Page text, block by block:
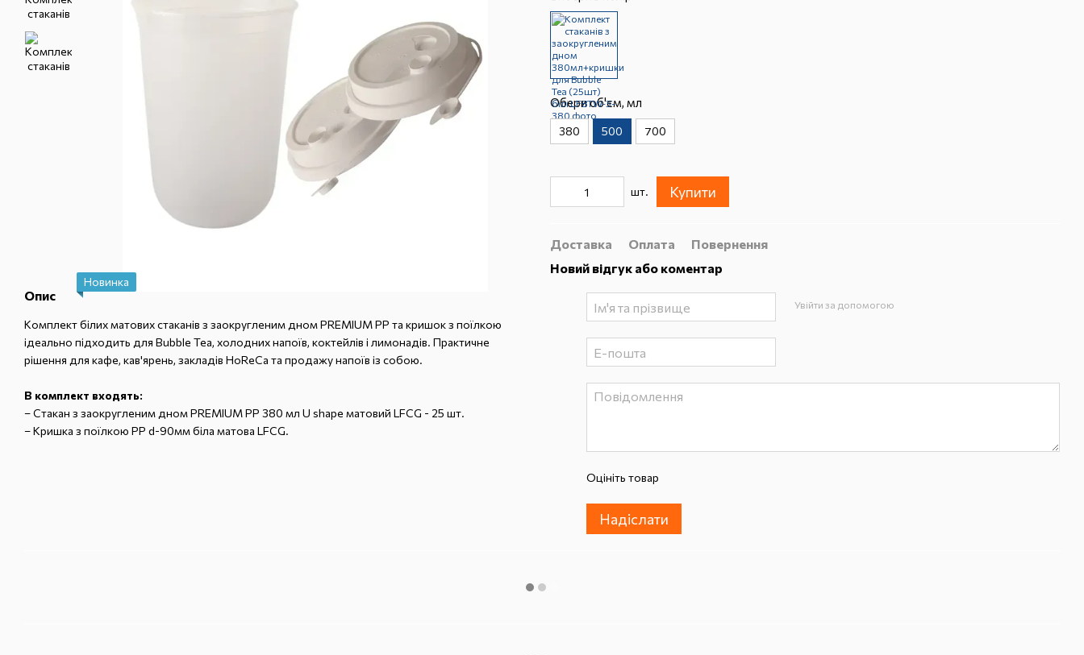
Новинка
Опис
Комплект білих матових стаканів з заокругленим дном PREMIUM PP та кришок з поїлкою
ідеально підходить для Bubble Tea, холодних напоїв, коктейлів і лимонадів. Практичне
рішення для кафе, кав'ярень, закладів HoReCa та продажу напоїв із собою.
В комплект входять:
–Стакан з заокругленим дном PREMIUM PP 380 мл U shape матовий LFCG - 25 шт.
–Кришка з поїлкою PP d-90мм біла матова LFCG.
Обери об'єм, мл
380 500 700
шт. Купити
Доставка Оплата
Повернення
Новий відгук або коментар
Увійти за допомогою
Оцініть товар
Надіслати